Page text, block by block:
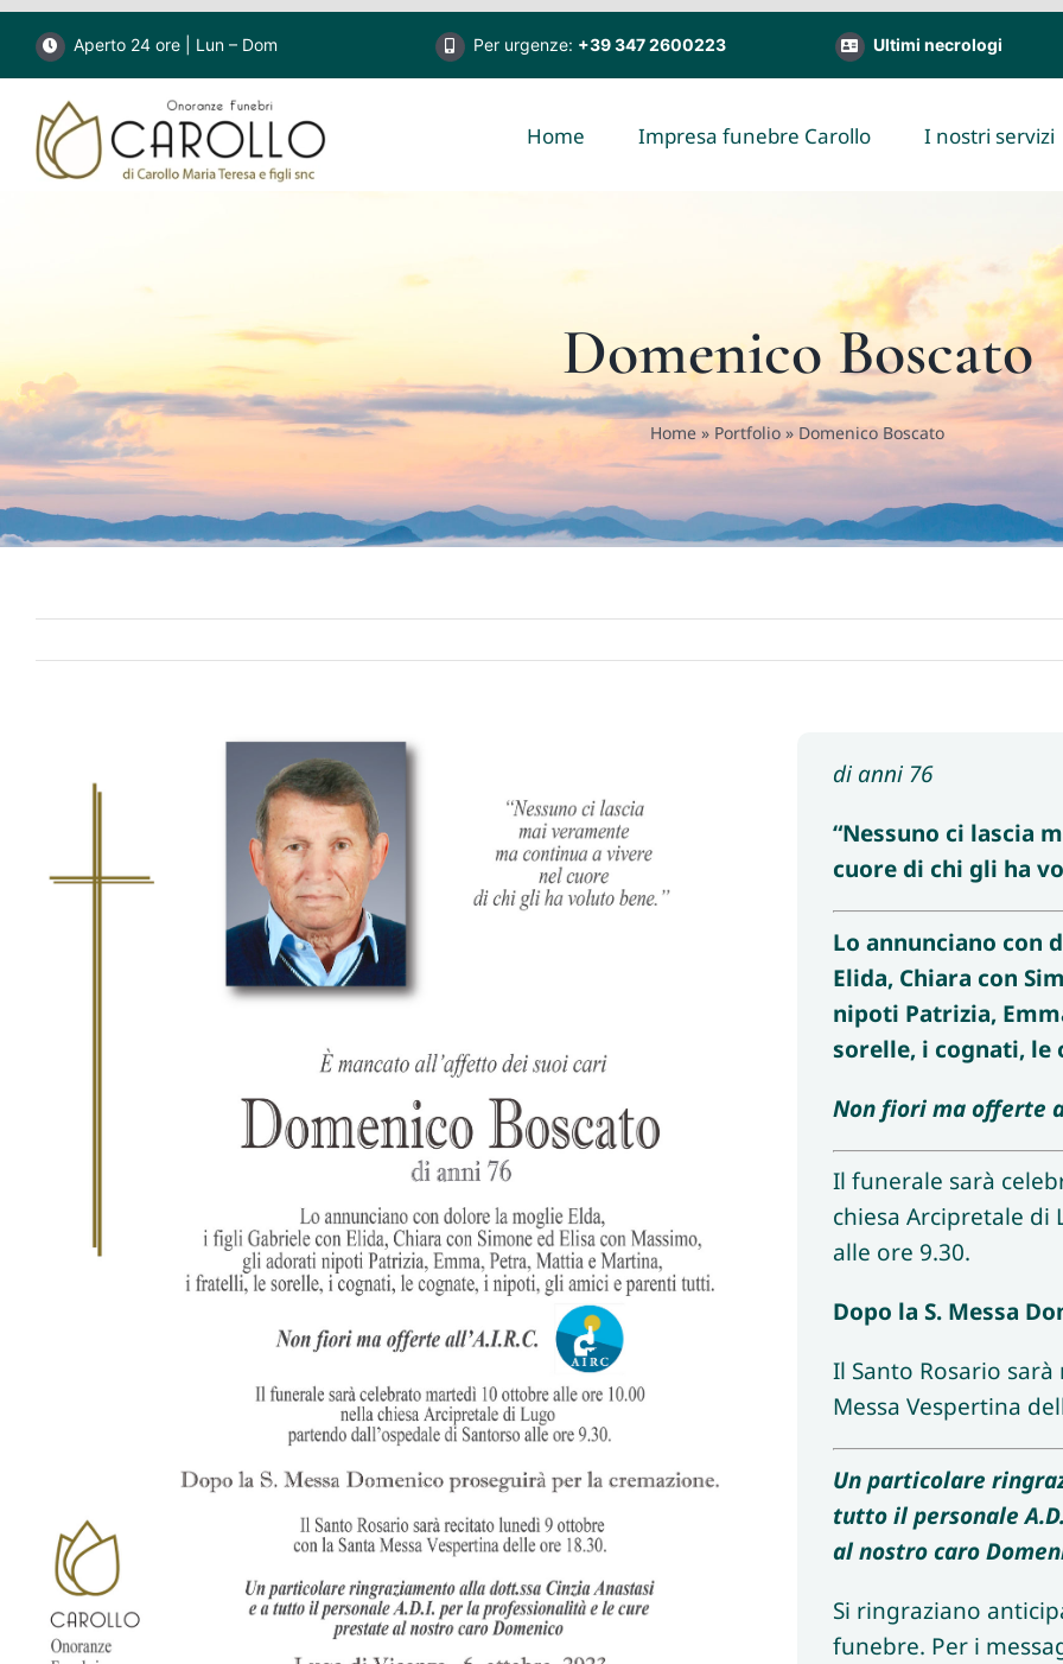
Salta
contenuto
Aperto 24 ore | Lun – Dom Per urgenze: +39 347 2600223 Ultimi necrologi
Home Impresa funebre Carollo I nostri servizi
Domenico Boscato
Home » Portfolio »Domenico Boscato
di anni 76
“Nessuno ci lascia
cuore di chi gli ha
Lo annunciano con
Elida, Chiara con
nipoti Patrizia,
sorelle, i cognati,
Non fiori ma offerte
Il funerale sarà
chiesa Arcipretale di
alle ore 9.30.
Dopo la S. Messa
Il Santo Rosario
Messa Vespertina
Un particolare
tutto il personale
al nostro caro
Si ringraziano
funebre. Per i